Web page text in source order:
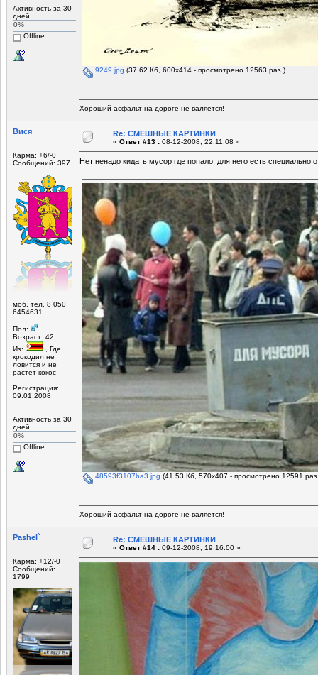
Активность за 30
дней
0%
Offline
9249.jpg (37.62 Кб, 600x414 - просмотрено 12563 раз.)
Хороший асфальт на дороге не валяется!
Вися
Карма: +6/-0
Сообщений: 397
моб. тел. 8 050
6454631
Пол:
Возраст: 42
Из:
, Где
крокодил не
ловится и не
растет кокос
Регистрация:
09.01.2008
Активность за 30
дней
0%
Offline
Re: СМЕШНЫЕ КАРТИНКИ
« Ответ #13 : 08-12-2008, 22:11:08 »
Нет ненадо кидать мусор где попало, для него есть специально
48593f3107ba3.jpg (41.53 Кб, 570x407 - просмотрено 12591
Хороший асфальт на дороге не валяется!
Pashel`
Карма: +12/-0
Сообщений:
1799
Re: СМЕШНЫЕ КАРТИНКИ
« Ответ #14 : 09-12-2008, 19:16:00 »